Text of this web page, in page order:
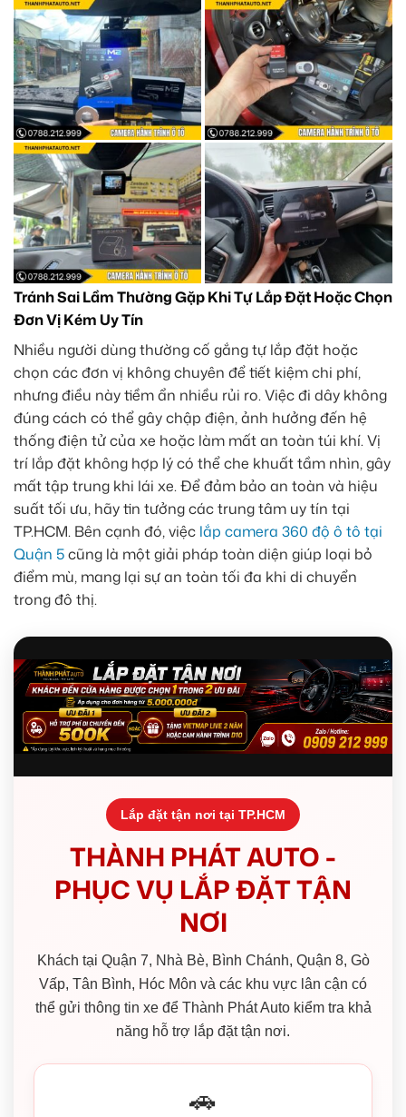
Tránh Sai Lầm Thường Gặp Khi Tự Lắp Đặt Hoặc Chọn
Đơn Vị Kém Uy Tín
Nhiều người dùng thường cố gắng tự lắp đặt hoặc
chọn các đơn vị không chuyên để tiết kiệm chi phí,
nhưng điều này tiềm ẩn nhiều rủi ro. Việc đi dây không
đúng cách có thể gây chập điện, ảnh hưởng đến hệ
thống điện tử của xe hoặc làm mất an toàn túi khí. Vị
trí lắp đặt không hợp lý có thể che khuất tầm nhìn, gây
mất tập trung khi lái xe. Để đảm bảo an toàn và hiệu
suất tối ưu, hãy tin tưởng các trung tâm uy tín tại
TP.HCM. Bên cạnh đó, việc lắp camera 360 độ ô tô tại
Quận 5cũng là một giải pháp toàn diện giúp loại bỏ
điểm mù, mang lại sự an toàn tối đa khi di chuyển
trong đô thị.
Lắp đặt tận nơi tại TP.HCM
THÀNH PHÁT AUTO -
PHỤC VỤ LẮP ĐẶT TẬN
NƠI
Khách tại Quận 7, Nhà Bè, Bình Chánh, Quận 8, Gò
Vấp, Tân Bình, Hóc Môn và các khu vực lân cận có
thể gửi thông tin xe để Thành Phát Auto kiểm tra khả
năng hỗ trợ lắp đặt tận nơi.
🚗